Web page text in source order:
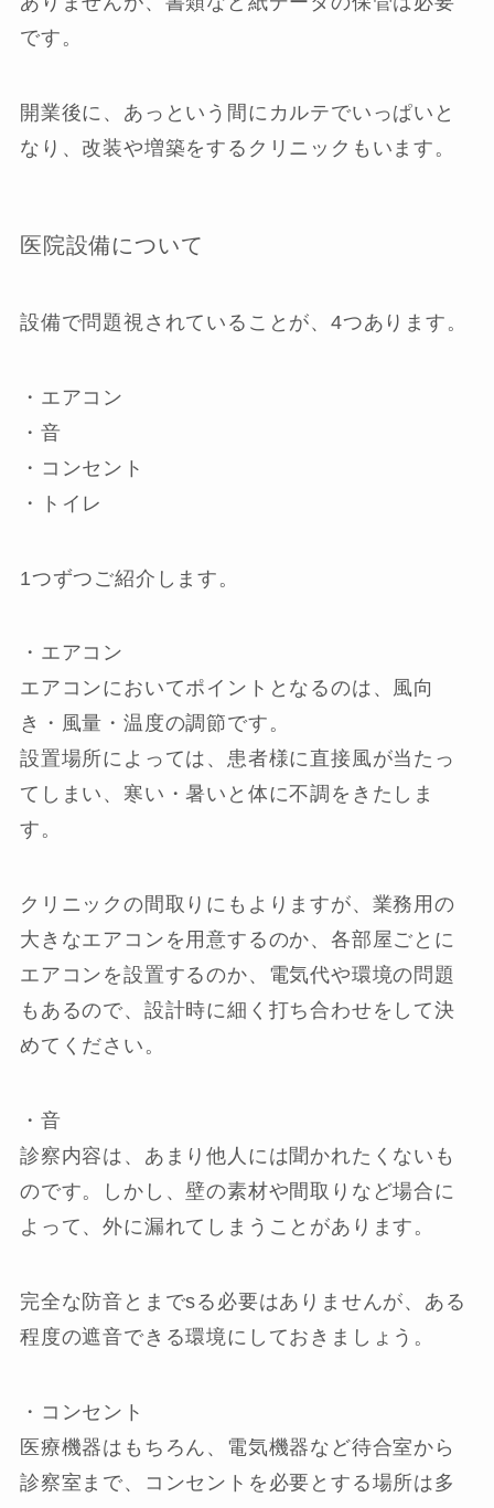
です。
開業後に、あっという間にカルテでいっぱいと
なり、改装や増築をするクリニックもいます。
医院設備について
設備で問題視されていることが、4つあります。
・エアコン
・音
・コンセント
・トイレ
1つずつご紹介します。
・エアコン
エアコンにおいてポイントとなるのは、風向
き・風量・温度の調節です。
設置場所によっては、患者様に直接風が当たっ
てしまい、寒い・暑いと体に不調をきたしま
す。
クリニックの間取りにもよりますが、業務用の
大きなエアコンを用意するのか、各部屋ごとに
エアコンを設置するのか、電気代や環境の問題
もあるので、設計時に細く打ち合わせをして決
めてください。
・音
診察内容は、あまり他人には聞かれたくないも
のです。
しかし、壁の素材や間取りなど場合に
よって、外に漏れてしまうことがあります。
完全な防音とまでsる必要はありませんが、ある
程度の遮音できる環境にしておきましょう。
・コンセント
医療機器はもちろん、電気機器など待合室から
診察室まで、コンセントを必要とする場所は多